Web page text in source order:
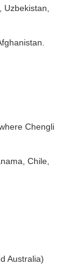
Chengli
Chile,
Australia)